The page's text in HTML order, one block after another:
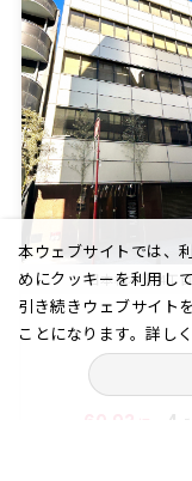
日本橋本町 4丁目
4
本ウェブサイトでは、
めにクッキーを利用して
引き続きウェブサイト
ことになります。詳し